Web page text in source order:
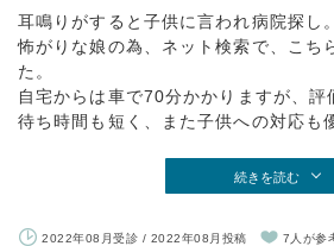
耳鳴りがすると子供に言われ病院探し。
怖がりな娘の為、ネット検索で、こち
た。
自宅からは車で70分かかりますが、評
待ち時間も短く、また子供への対応も
続きを読む
2022年08月受診 / 2022年08月投稿 7人が参